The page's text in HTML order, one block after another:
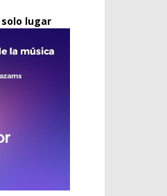
lugar